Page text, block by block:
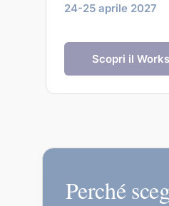
24-25 aprile 2027
Scopri il
Perché